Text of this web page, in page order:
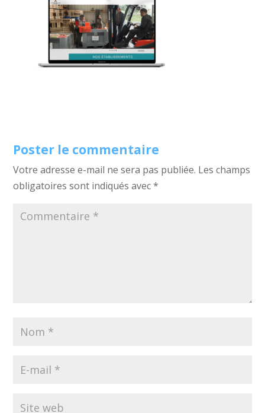
Poster le commentaire
Votre adresse e-mail ne sera pas publiée. Les champs
obligatoires sont indiqués avec*